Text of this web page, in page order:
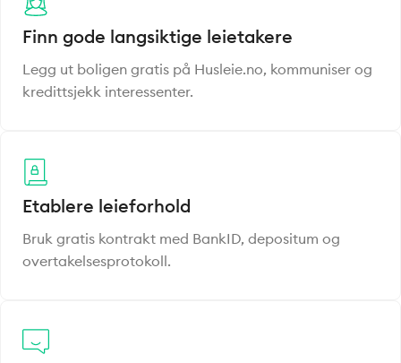
Finn gode langsiktige leietakere
Legg ut boligen gratis på Husleie.no, kommuniser og
kredittsjekk interessenter.
Etablere leieforhold
Bruk gratis kontrakt med BankID, depositum og
overtakelsesprotokoll.